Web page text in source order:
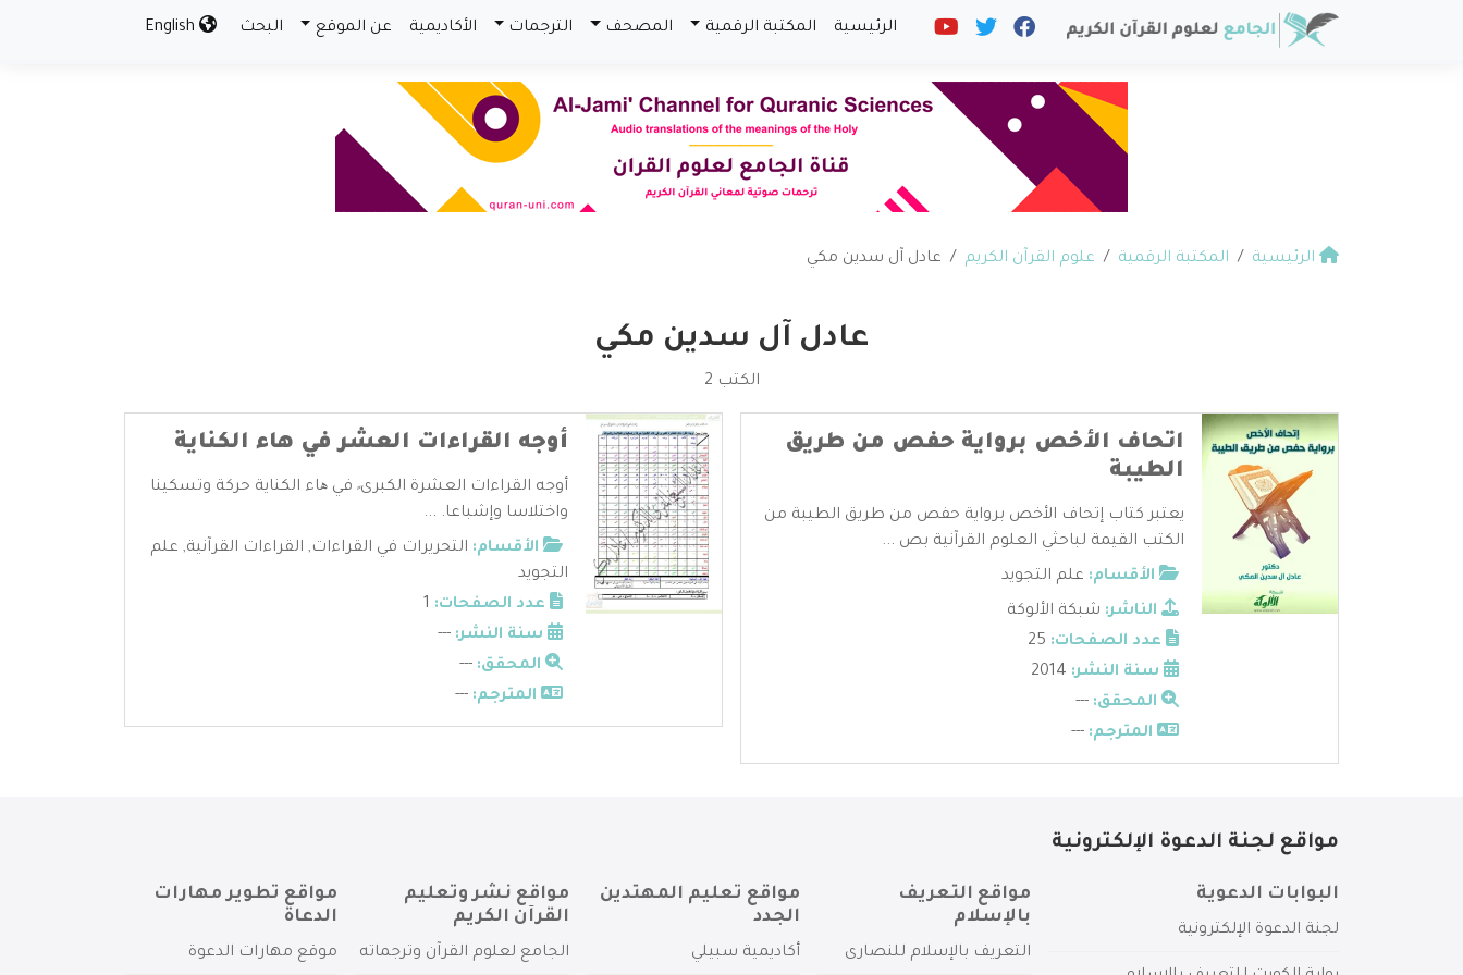
الرئيسية المكتبة الرقمية المصحف الترجمات الأكاديمية عن الموقع البحث
الرئيسية المكتبة الرقمية علوم القرآن الكريم عادل آل سدين مكي
عادل آل سدين مكي
الكتب 2
اتحاف الأخص برواية حفص من طريق
الطيبة
يعتبر كتاب إتحاف الأخص برواية حفص من طريق الطيبة من
الكتب القيمة لباحثي العلوم القرآنية بص ...
الأقسام: علم التجويد
الناشر: شبكة الألوكة
عدد الصفحات:
سنة النشر:
المحقق: ---
المترجم: ---
أوجه القراءات العشر في هاء الكناية
أوجه القراءات العشرة الكبرى ً في ھاء الكناية حركة وتسكينا
واختلاسا وإشباعا. ...
الأقسام: التحريرات في القراءات, القراءات القرآنية, علم
التجويد
عدد الصفحات:
سنة النشر: ---
المحقق: ---
المترجم: ---
مواقع لجنة الدعوة الإلكترونية
البوابات الدعوية
لجنة الدعوة الإلكترونية
مواقع التعريف
بالإسلام
التعريف بالإسلام للنصارى
مواقع تعليم المهتدين
الجدد
أكاديمية سبيلي
مواقع نشر وتعليم
القرآن الكريم
الجامع لعلوم القرآن وترجماته
مواقع تطوير مهارات
الدعاة
موقع مهارات الدعوة